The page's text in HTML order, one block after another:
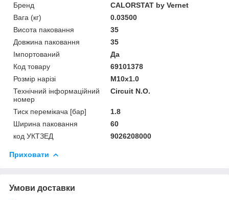
Бренд
CALORSTAT by Vernet
Вага (кг)
0.03500
Висота паковання
35
Довжина паковання
35
Імпортований
Да
Код товару
69101378
Розмір нарізі
M10x1.0
Технічний інформаційний
номер
Circuit N.O.
Тиск перемікача [бар]
1.8
Ширина паковання
60
код УКТЗЕД
9026208000
Приховати
Умови доставки